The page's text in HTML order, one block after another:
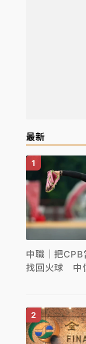
最新
中職｜把
找回火球 中